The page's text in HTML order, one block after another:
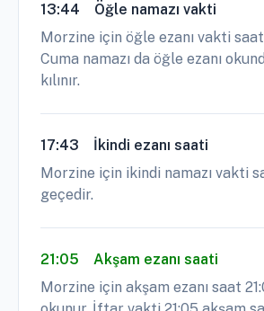
13:44
Öğle namazı vakti
Morzine için öğle ezanı vakti
Cuma namazı da öğle ezanı
kılınır.
17:43
İkindi ezanı saati
Morzine için ikindi namazı vakti
geçedir.
21:05
Akşam ezanı saati
Morzine için akşam ezanı saat